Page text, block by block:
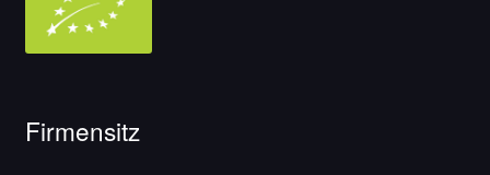
Firmensitz